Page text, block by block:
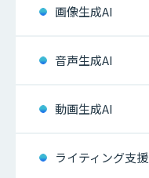
画像生成AI
音声生成AI
動画生成AI
ライティング支